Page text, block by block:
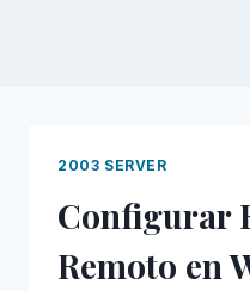
2003 SERVER
Configurar
Remoto en